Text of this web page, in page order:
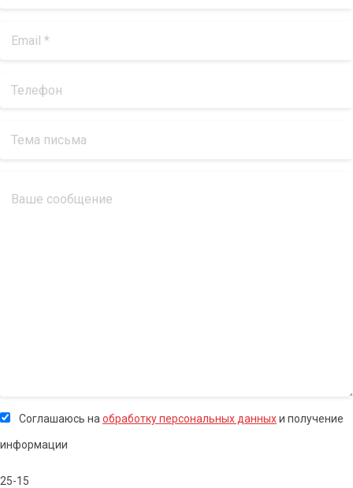
Соглашаюсь на обработку персональных данныхи получение
информации
25-15